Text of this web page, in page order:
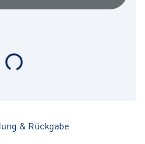
& Rückgabe